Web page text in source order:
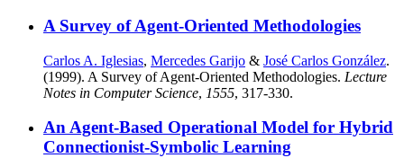
A Survey of Agent-Oriented Methodologies
Carlos A. Iglesias, Mercedes Garijo & José Carlos González.
(1999). A Survey of Agent-Oriented Methodologies. Lecture
Notes in Computer Science, 1555, 317-330.
An Agent-Based Operational Model for Hybrid
Connectionist-Symbolic Learning